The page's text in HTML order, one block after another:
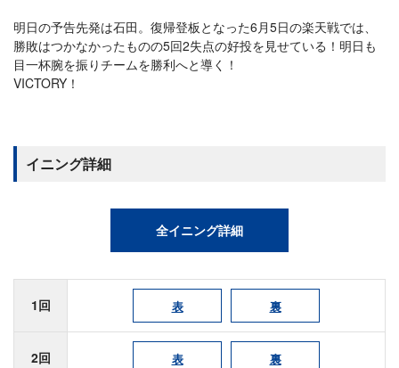
明日の予告先発は石田。復帰登板となった6月5日の楽天戦では、
勝敗はつかなかったものの5回2失点の好投を見せている！明日も
目一杯腕を振りチームを勝利へと導く！
VICTORY！
イニング詳細
全イニング詳細
1回 表 裏
2回 表 裏